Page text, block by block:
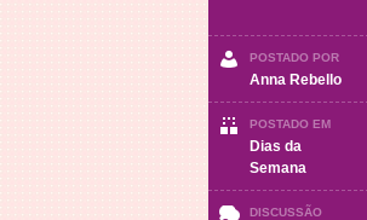
POSTADO POR
Anna Rebello
POSTADO EM
Dias da
Semana
DISCUSSÃO